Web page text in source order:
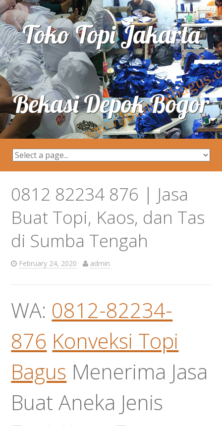
Toko Topi Jakarta
Bekasi Depok Bogor
0812 82234 876 | Jasa
Buat Topi, Kaos, dan Tas
di Sumba Tengah
February 24, 2020 admin
WA: 0812-82234-
876 Konveksi Topi
Bagus Menerima Jasa
Buat Aneka Jenis